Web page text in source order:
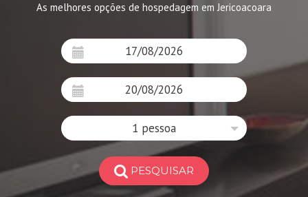
As melhores opções de hospedagem em Jericoacoara
1 pessoa
PESQUISAR